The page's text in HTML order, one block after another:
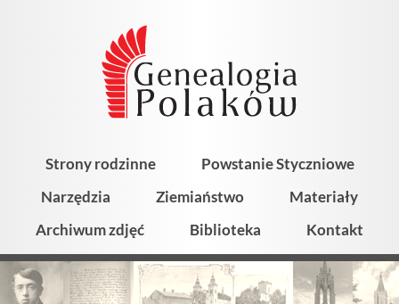
Strony rodzinne
Powstanie Styczniowe
Narzędzia
Ziemiaństwo
Materiały
Archiwum zdjęć
Biblioteka Kontakt